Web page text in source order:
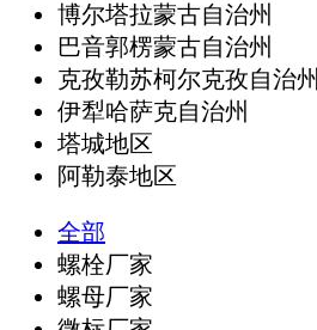
博尔塔拉蒙古自治州
巴音郭楞蒙古自治州
克孜勒苏柯尔克孜自治州
伊犁哈萨克自治州
塔城地区
阿勒泰地区
全部
螺栓厂家
螺母厂家